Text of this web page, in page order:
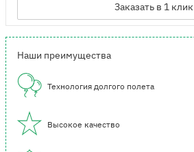
Заказать в 1 клик
Наши преимущества
Технология долгого полета
Высокое качество